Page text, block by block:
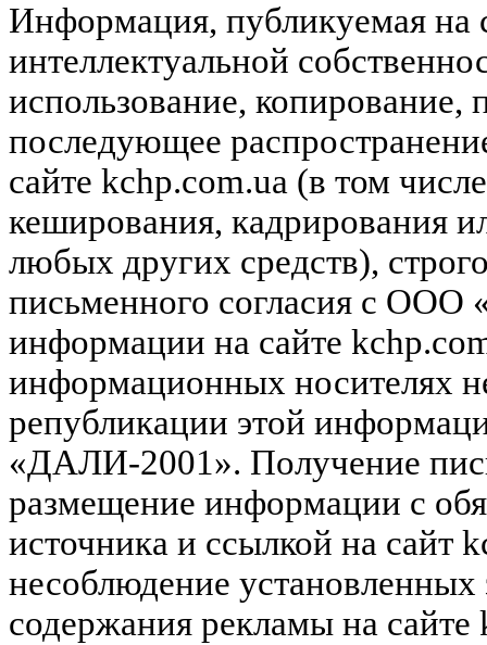
Информация, публикуемая на
интеллектуальной
использование, копирование,
последующее
сайте kchp.com.ua (в том
кеширования, кадрирования
любых других средств),
письменного согласия с
информации на сайте
информационных носителях
републикации этой
«ДАЛИ-2001». Получение
размещение информации с
источника и ссылкой на сайт
несоблюдение установленных
содержания рекламы на сайте